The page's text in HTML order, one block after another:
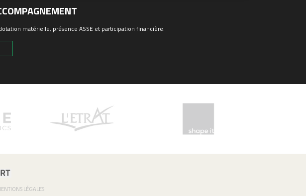
matérielle, présence ASSE et participation financière.
LÉGALES